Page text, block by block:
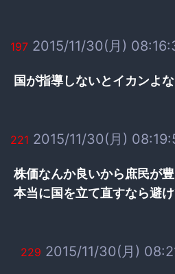
197 2015/11/30(月)
国が指導しないとイカンよな
221 2015/11/30(月)
株価なんか良いから庶民が
本当に国を立て直すなら避
229 2015/11/30(月)